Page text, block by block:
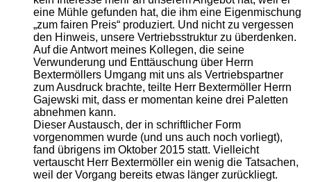
eine Mühle gefunden hat, die ihm eine Eigenmischung
„zum fairen Preis“ produziert. Und nicht zu vergessen
den Hinweis, unsere Vertriebsstruktur zu überdenken.
Auf die Antwort meines Kollegen, die seine
Verwunderung und Enttäuschung über Herrn
Bextermöllers Umgang mit uns als Vertriebspartner
zum Ausdruck brachte, teilte Herr Bextermöller Herrn
Gajewski mit, dass er momentan keine drei Paletten
abnehmen kann.
Dieser Austausch, der in schriftlicher Form
vorgenommen wurde (und uns auch noch vorliegt),
fand übrigens im Oktober 2015 statt. Vielleicht
vertauscht Herr Bextermöller ein wenig die Tatsachen,
weil der Vorgang bereits etwas länger zurückliegt.